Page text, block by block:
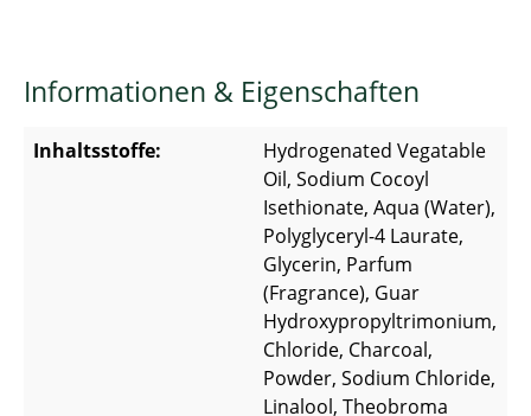
Informationen & Eigenschaften
Inhaltsstoffe:
Hydrogenated Vegatable
Oil, Sodium Cocoyl
Isethionate, Aqua (Water),
Polyglyceryl-4 Laurate,
Glycerin, Parfum
(Fragrance), Guar
Hydroxypropyltrimonium,
Chloride, Charcoal,
Powder, Sodium Chloride,
Linalool, Theobroma